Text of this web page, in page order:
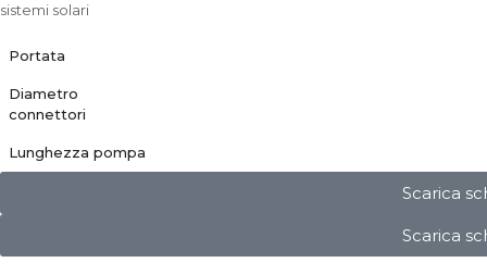
sistemi solari
Portata
Diametro
connettori
Lunghezza pompa
Scarica
Scarica